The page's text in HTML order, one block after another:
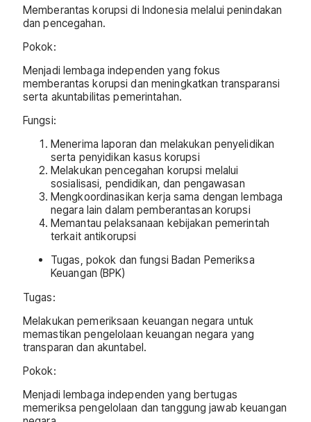
Memberantas korupsi di Indonesia melalui penindakan
dan pencegahan.
Pokok:
Menjadi lembaga independen yang fokus
memberantas korupsi dan meningkatkan transparansi
serta akuntabilitas pemerintahan.
Fungsi:
Menerima laporan dan melakukan penyelidikan
serta penyidikan kasus korupsi
Melakukan pencegahan korupsi melalui
sosialisasi, pendidikan, dan pengawasan
Mengkoordinasikan kerja sama dengan lembaga
negara lain dalam pemberantasan korupsi
Memantau pelaksanaan kebijakan pemerintah
terkait antikorupsi
Tugas, pokok dan fungsi Badan Pemeriksa
Keuangan (BPK)
Tugas:
Melakukan pemeriksaan keuangan negara untuk
memastikan pengelolaan keuangan negara yang
transparan dan akuntabel.
Pokok:
Menjadi lembaga independen yang bertugas
memeriksa pengelolaan dan tanggung jawab keuangan